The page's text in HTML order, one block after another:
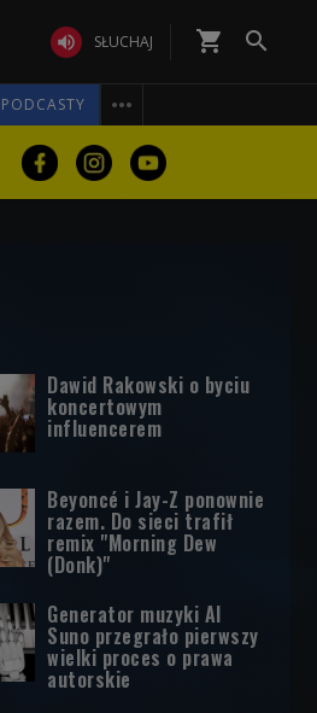
 SŁUCHAJ shopping_cart 
PODCASTY 
Dawid Rakowski o byciu
koncertowym
influencerem
Beyoncé i Jay-Z ponownie
razem. Do sieci trafił
remix "Morning Dew
(Donk)"
Generator muzyki AI
Suno przegrało pierwszy
wielki proces o prawa
autorskie